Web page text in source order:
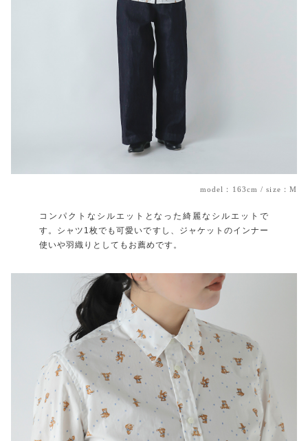
model：163cm / size：M
コンパクトなシルエットとなった綺麗なシルエットで
す。シャツ1枚でも可愛いですし、ジャケットのインナー
使いや羽織りとしてもお薦めです。